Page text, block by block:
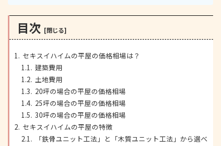
目次
セキスイハイムの平屋の価格相場は？
建築費用
土地費用
20坪の場合の平屋の価格相場
25坪の場合の平屋の価格相場
30坪の場合の平屋の価格相場
セキスイハイムの平屋の特徴
「鉄骨ユニット工法」と「木質ユニット工法」から選べ